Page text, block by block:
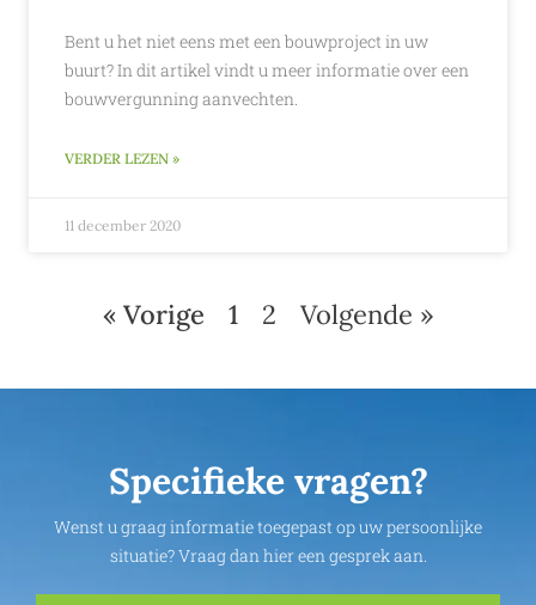
Bent u het niet eens met een bouwproject in uw
buurt? In dit artikel vindt u meer informatie over een
bouwvergunning aanvechten.
VERDER LEZEN »
11 december 2020
« Vorige 1 2 Volgende »
Specifieke vragen?
Wenst u graag informatie toegepast op uw persoonlijke
situatie? Vraag dan hier een gesprek aan.